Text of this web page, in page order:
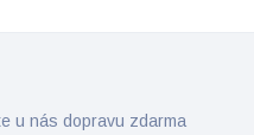
u nás dopravu zdarma